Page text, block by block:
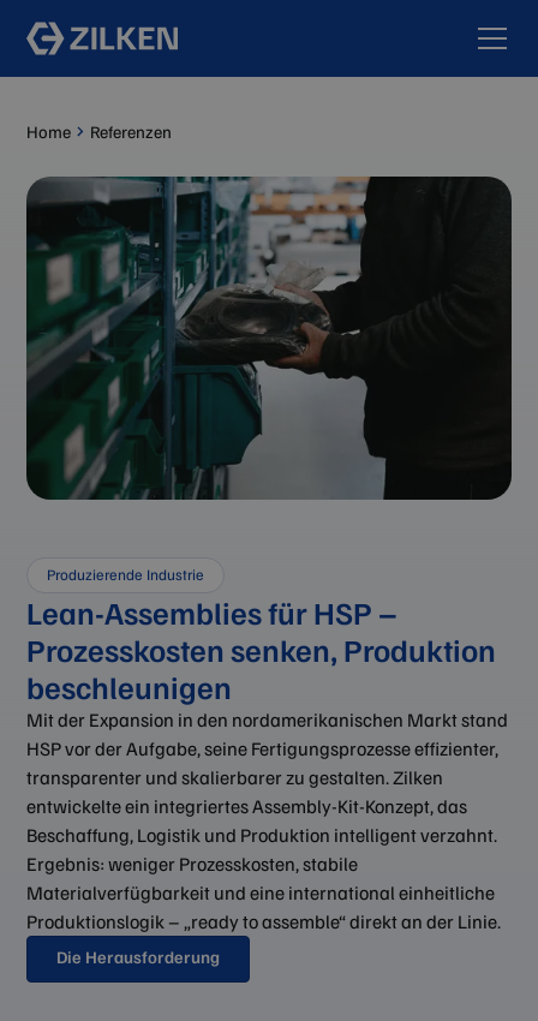
Home Referenzen
Produzierende Industrie
Lean-Assemblies für HSP –
Prozesskosten senken, Produktion
beschleunigen
Mit der Expansion in den nordamerikanischen Markt stand
HSP vor der Aufgabe, seine Fertigungsprozesse effizienter,
transparenter und skalierbarer zu gestalten. Zilken
entwickelte ein integriertes Assembly-Kit-Konzept, das
Beschaffung, Logistik und Produktion intelligent verzahnt.
Ergebnis: weniger Prozesskosten, stabile
Materialverfügbarkeit und eine international einheitliche
Produktionslogik – „ready to assemble“ direkt an der Linie.
Die Herausforderung